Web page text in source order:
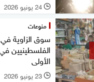
l 24 يونيو 2026
منوعات
سوق الزاوية
الفلسطينيين
الأولى
l 23 يونيو 2026